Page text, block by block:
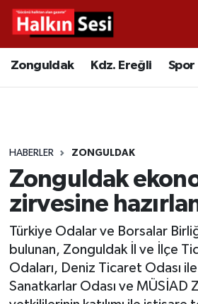
Zonguldak Kdz. Ereğli Spor
HABERLER ZONGULDAK
Zonguldak
zirvesine
Türkiye Odalar ve Borsalar
bulunan, Zonguldak İl ve İlçe
Odaları, Deniz Ticaret Odası
Sanatkarlar Odası ve MÜSİAD
Video
Çaycuma
Alaplı
Asayiş
Bartın
Merkez Hava Durumu
Tüm Manşetler
Son Dakika Haberleri
Haber Arşivi